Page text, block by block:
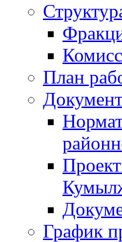
План
График